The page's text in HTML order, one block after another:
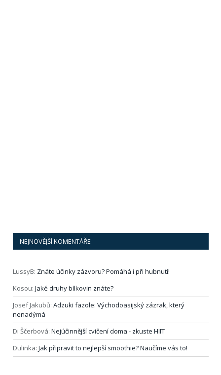
NEJNOVĚJŠÍ KOMENTÁŘE
LussyB: Znáte účinky zázvoru? Pomáhá i při hubnutí!
Kosou: Jaké druhy bílkovin znáte?
Josef Jakubů: Adzuki fazole: Východoasijský zázrak, který
nenadýmá
Di Ščerbová: Nejúčinnější cvičení doma ‑ zkuste HIIT
Dulinka: Jak připravit to nejlepší smoothie? Naučíme vás to!